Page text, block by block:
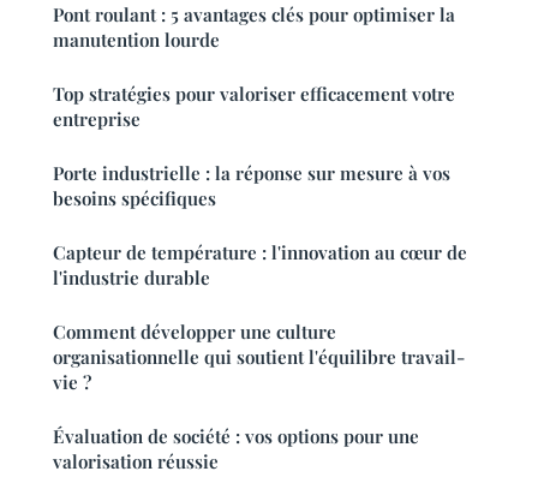
Pont roulant : 5 avantages clés pour optimiser la
manutention lourde
Top stratégies pour valoriser efficacement votre
entreprise
Porte industrielle : la réponse sur mesure à vos
besoins spécifiques
Capteur de température : l'innovation au cœur de
l'industrie durable
Comment développer une culture
organisationnelle qui soutient l'équilibre travail-
vie ?
Évaluation de société : vos options pour une
valorisation réussie